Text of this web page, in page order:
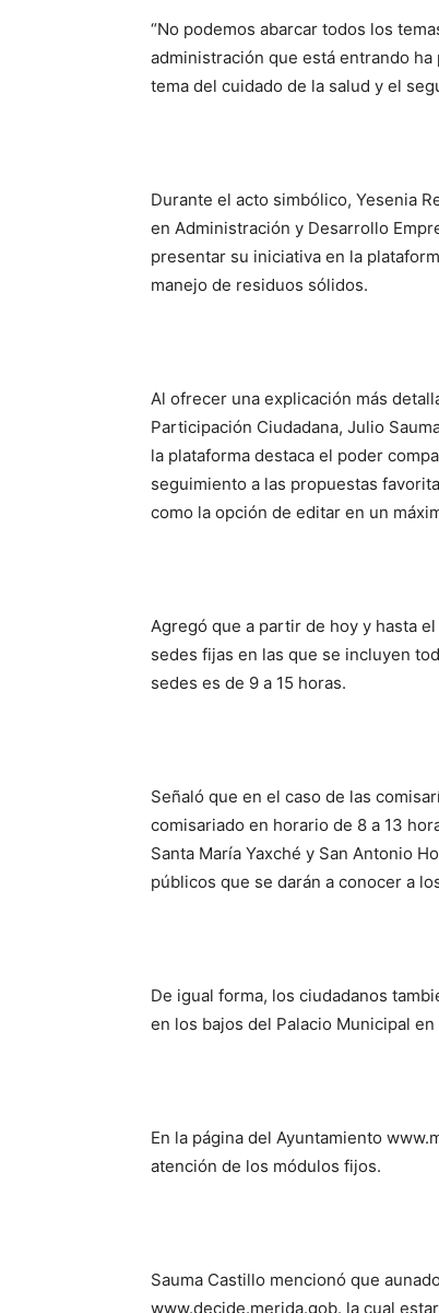
“No podemos abarcar todos los
administración que está entrando
tema del cuidado de la salud y el
Durante el acto simbólico, Yesenia
en Administración y Desarrollo
presentar su iniciativa en la
manejo de residuos sólidos.
Al ofrecer una explicación más
Participación Ciudadana, Julio
la plataforma destaca el poder
seguimiento a las propuestas
como la opción de editar en un
Agregó que a partir de hoy y hasta
sedes fijas en las que se incluyen
sedes es de 9 a 15 horas.
Señaló que en el caso de las
comisariado en horario de 8 a 13
Santa María Yaxché y San Antonio
públicos que se darán a conocer a
De igual forma, los ciudadanos
en los bajos del Palacio Municipal
En la página del Ayuntamiento
atención de los módulos fijos.
Sauma Castillo mencionó que
www.decide.merida.gob. la cual